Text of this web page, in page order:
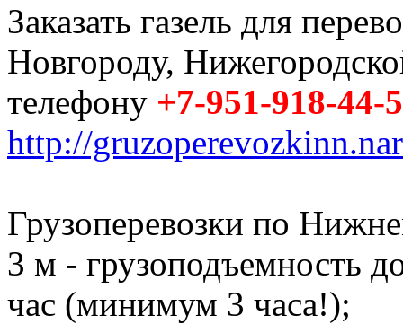
Заказать газель для
Новгороду,
телефону +7-951-918-44-
http://
Грузоперевозки по
3 м - грузоподъемность
час (минимум 3 часа!);